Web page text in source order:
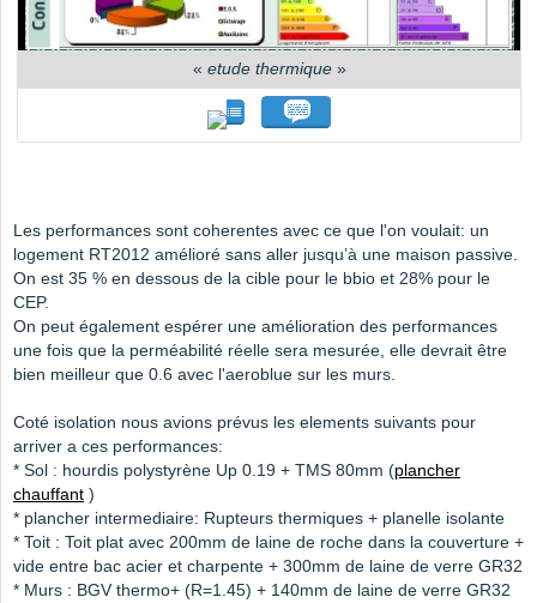
« etude thermique»
Les performances sont coherentes avec ce que l'on voulait: un
logement RT2012 amélioré sans aller jusqu’à une maison passive.
On est 35 % en dessous de la cible pour le bbio et 28% pour le
CEP.
On peut également espérer une amélioration des performances
une fois que la perméabilité réelle sera mesurée, elle devrait être
bien meilleur que 0.6 avec l'aeroblue sur les murs.
Coté isolation nous avions prévus les elements suivants pour
arriver a ces performances:
* Sol : hourdis polystyrène Up 0.19 + TMS 80mm (plancher
chauffant )
* plancher intermediaire: Rupteurs thermiques + planelle isolante
* Toit : Toit plat avec 200mm de laine de roche dans la couverture +
vide entre bac acier et charpente + 300mm de laine de verre GR32
* Murs : BGV thermo+ (R=1.45) + 140mm de laine de verre GR32